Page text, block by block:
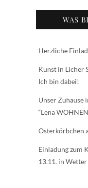
WAS
Herzliche
Kunst in Licher
Ich bin dabei!
Unser Zuhause
“Lena
Osterkörbchen
Einladung zum
13.11. in